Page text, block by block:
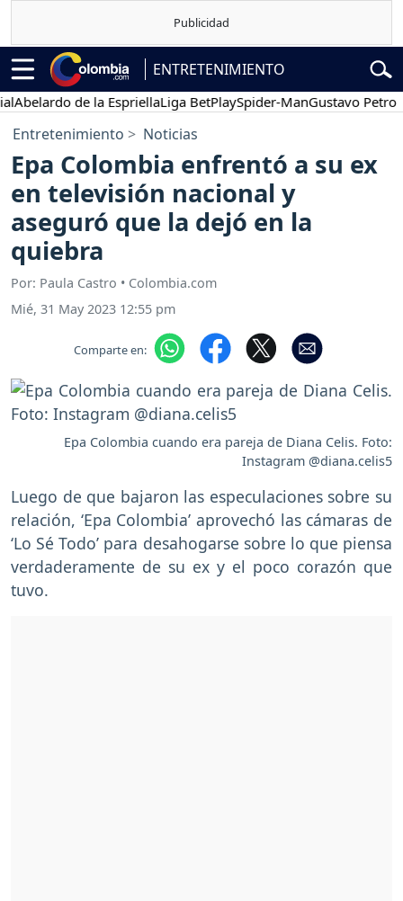
ENTRETENIMIENTO
de la EspriellaLiga BetPlaySpider-ManGustavo Petro
Entretenimiento Noticias
Epa Colombia enfrentó a su ex
en televisión nacional y
aseguró que la dejó en la
quiebra
Por: Paula Castro • Colombia.com
Mié, 31 May 2023 12:55 pm
Comparte en:
Epa Colombia cuando era pareja de Diana Celis. Foto:
Instagram @diana.celis5
Luego de que bajaron las especulaciones sobre su
relación, ‘Epa Colombia’ aprovechó las cámaras de
‘Lo Sé Todo’ para desahogarse sobre lo que piensa
verdaderamente de su ex y el poco corazón que
tuvo.